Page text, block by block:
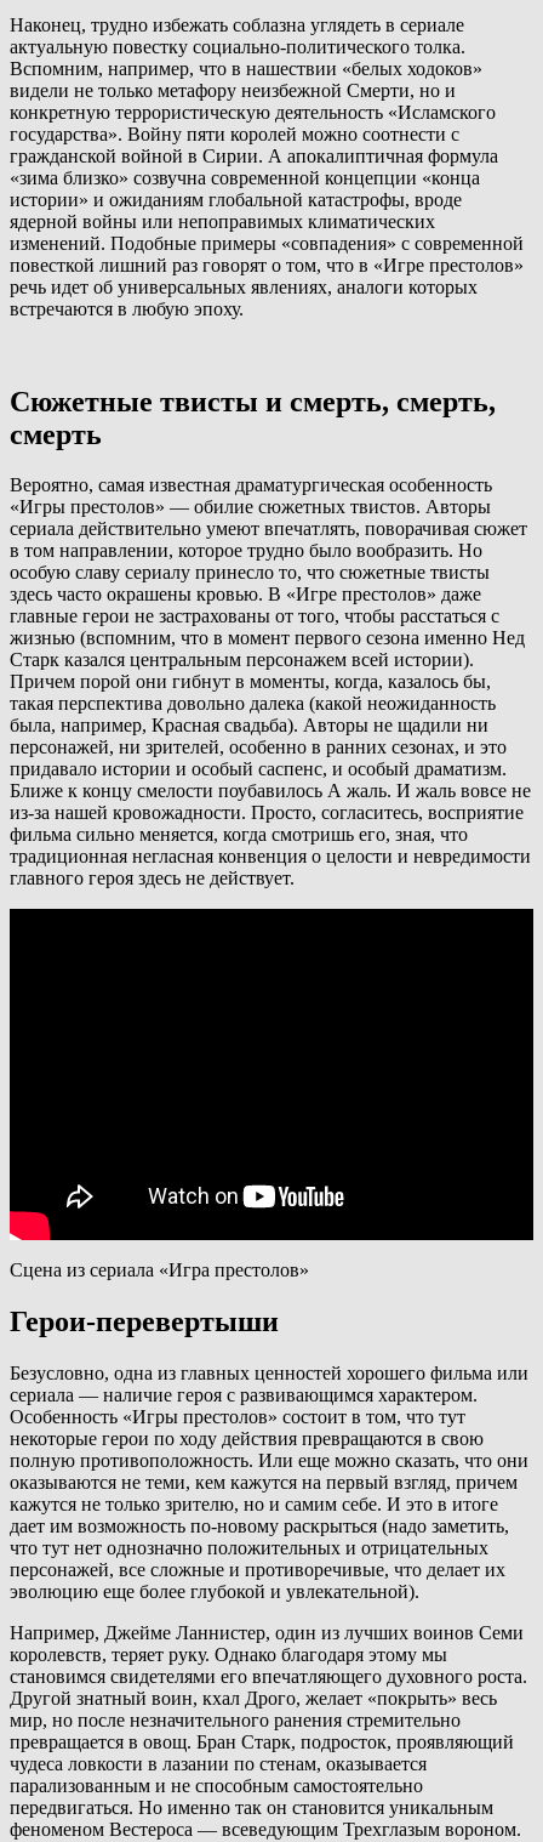
Наконец, трудно избежать соблазна углядеть в сериале
актуальную повестку социально-политического толка.
Вспомним, например, что в нашествии «белых ходоков»
видели не только метафору неизбежной Смерти, но и
конкретную террористическую деятельность «Исламского
государства». Войну пяти королей можно соотнести с
гражданской войной в Сирии. А апокалиптичная формула
«зима близко» созвучна современной концепции «конца
истории» и ожиданиям глобальной катастрофы, вроде
ядерной войны или непоправимых климатических
изменений. Подобные примеры «совпадения» с современной
повесткой лишний раз говорят о том, что в «Игре престолов»
речь идет об универсальных явлениях, аналоги которых
встречаются в любую эпоху.
Сюжетные твисты и смерть, смерть,
смерть
Вероятно, самая известная драматургическая особенность
«Игры престолов» — обилие сюжетных твистов. Авторы
сериала действительно умеют впечатлять, поворачивая сюжет
в том направлении, которое трудно было вообразить. Но
особую славу сериалу принесло то, что сюжетные твисты
здесь часто окрашены кровью. В «Игре престолов» даже
главные герои не застрахованы от того, чтобы расстаться с
жизнью (вспомним, что в момент первого сезона именно Нед
Старк казался центральным персонажем всей истории).
Причем порой они гибнут в моменты, когда, казалось бы,
такая перспектива довольно далека (какой неожиданность
была, например, Красная свадьба). Авторы не щадили ни
персонажей, ни зрителей, особенно в ранних сезонах, и это
придавало истории и особый саспенс, и особый драматизм.
Ближе к концу смелости поубавилось А жаль. И жаль вовсе не
из-за нашей кровожадности. Просто, согласитесь, восприятие
фильма сильно меняется, когда смотришь его, зная, что
традиционная негласная конвенция о целости и невредимости
главного героя здесь не действует.
Сцена из сериала «Игра престолов»
Герои-перевертыши
Безусловно, одна из главных ценностей хорошего фильма или
сериала — наличие героя с развивающимся характером.
Особенность «Игры престолов» состоит в том, что тут
некоторые герои по ходу действия превращаются в свою
полную противоположность. Или еще можно сказать, что они
оказываются не теми, кем кажутся на первый взгляд, причем
кажутся не только зрителю, но и самим себе. И это в итоге
дает им возможность по-новому раскрыться (надо заметить,
что тут нет однозначно положительных и отрицательных
персонажей, все сложные и противоречивые, что делает их
эволюцию еще более глубокой и увлекательной).
Например, Джейме Ланнистер, один из лучших воинов Семи
королевств, теряет руку. Однако благодаря этому мы
становимся свидетелями его впечатляющего духовного роста.
Другой знатный воин, кхал Дрого, желает «покрыть» весь
мир, но после незначительного ранения стремительно
превращается в овощ. Бран Старк, подросток, проявляющий
чудеса ловкости в лазании по стенам, оказывается
парализованным и не способным самостоятельно
передвигаться. Но именно так он становится уникальным
феноменом Вестероса — всеведующим Трехглазым вороном.